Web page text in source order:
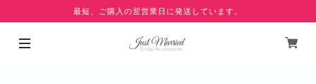
最短、ご購入の翌営業日に発送しています。